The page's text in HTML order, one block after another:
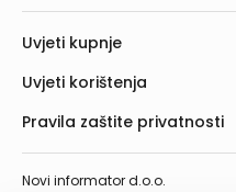
Novi informator d.o.o.
Uvjeti kupnje
Uvjeti korištenja
Pravila zaštite privatnosti